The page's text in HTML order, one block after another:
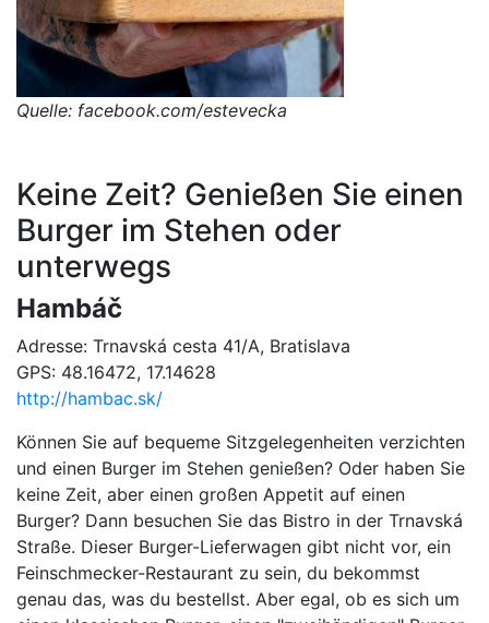
Quelle: facebook.com/estevecka
Keine Zeit? Genießen Sie einen
Burger im Stehen oder
unterwegs
Hambáč
Adresse: Trnavská cesta 41/A, Bratislava
GPS: 48.16472, 17.14628
http://hambac.sk/
Können Sie auf bequeme Sitzgelegenheiten verzichten
und einen Burger im Stehen genießen? Oder haben Sie
keine Zeit, aber einen großen Appetit auf einen
Burger? Dann besuchen Sie das Bistro in der Trnavská
Straße. Dieser Burger-Lieferwagen gibt nicht vor, ein
Feinschmecker-Restaurant zu sein, du bekommst
genau das, was du bestellst. Aber egal, ob es sich um